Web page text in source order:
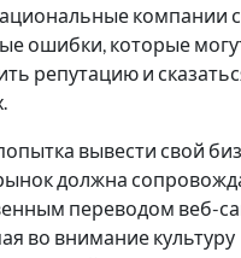
компании
ошибки, которые
репутацию и
вывести свой
должна
переводом веб-
во внимание культуру